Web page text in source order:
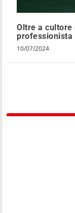
Oltre a cultore
professionista
10/07/2024